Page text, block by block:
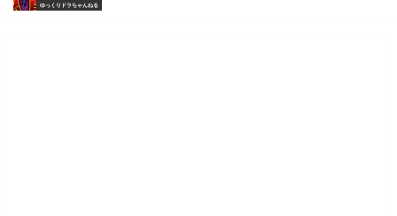
ゆっくりドラちゃんねる